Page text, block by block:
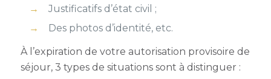
Justificatifs d’état civil ;
Des photos d’identité, etc.
À l’expiration de votre autorisation provisoire de
séjour, 3 types de situations sont à distinguer :